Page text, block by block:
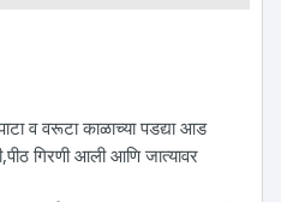
व वरूटा काळाच्या पडद्या आड
गिरणी आली आणि जात्यावर